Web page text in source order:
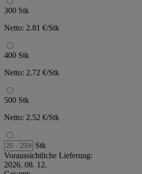
300 Stk
Netto: 2.81 €/Stk
400 Stk
Netto: 2.72 €/Stk
500 Stk
Netto: 2.52 €/Stk
Stk
Voraussichtliche Lieferung:
2026. 08. 12.